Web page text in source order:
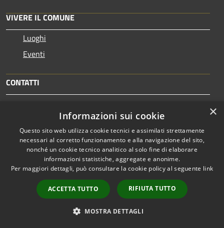
VIVERE IL COMUNE
Luoghi
Eventi
CONTATTI
Piazza Municipio, 1, 96017 Noto SR
Codice Fiscale: 00195880893
Partita IVA: 00195880893
Email:urp@comune.noto.sr.it
protocollo@comunenoto.legalmail.it
Centralino Unico:0931896911
×
Informazioni sui cookie
Questo sito web utilizza cookie tecnici e assimilati strettamente
necessari al corretto funzionamento e alla navigazione del sito,
nonché un cookie tecnico analitico al solo fine di elaborare
informazioni statistiche, aggregate e anonime.
Per maggiori dettagli, può consultare la cookie policy al seguente link
ACCETTA TUTTO RIFIUTA TUTTO
MOSTRA DETTAGLI